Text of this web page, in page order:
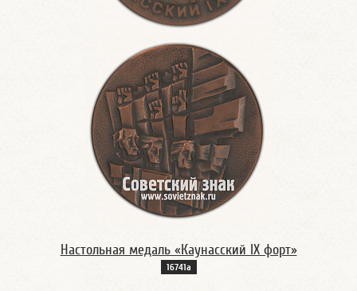
Настольная медаль «Каунасский IХ форт»
16741а